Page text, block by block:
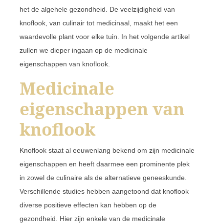
het de algehele gezondheid. De veelzijdigheid van
knoflook, van culinair tot medicinaal, maakt het een
waardevolle plant voor elke tuin. In het volgende artikel
zullen we dieper ingaan op de medicinale
eigenschappen van knoflook.
Medicinale
eigenschappen van
knoflook
Knoflook staat al eeuwenlang bekend om zijn medicinale
eigenschappen en heeft daarmee een prominente plek
in zowel de culinaire als de alternatieve geneeskunde.
Verschillende studies hebben aangetoond dat knoflook
diverse positieve effecten kan hebben op de
gezondheid. Hier zijn enkele van de medicinale